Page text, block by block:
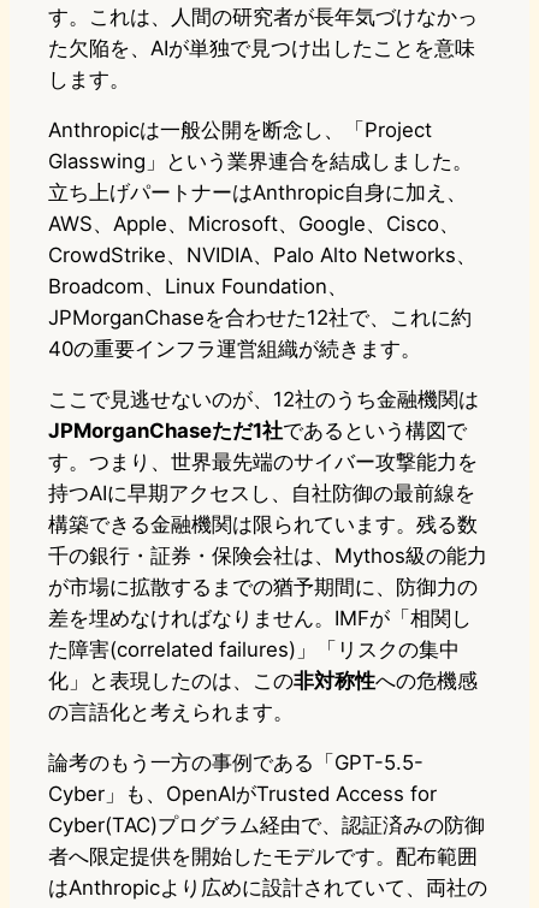
す。これは、人間の研究者が長年気づけなかっ
た欠陥を、AIが単独で見つけ出したことを意味
します。
Anthropicは一般公開を断念し、「Project
Glasswing」という業界連合を結成しました。
立ち上げパートナーはAnthropic自身に加え、
AWS、Apple、Microsoft、Google、Cisco、
CrowdStrike、NVIDIA、Palo Alto Networks、
Broadcom、Linux Foundation、
JPMorganChaseを合わせた12社で、これに約
40の重要インフラ運営組織が続きます。
ここで見逃せないのが、12社のうち金融機関は
JPMorganChaseただ1社であるという構図で
す。つまり、世界最先端のサイバー攻撃能力を
持つAIに早期アクセスし、自社防御の最前線を
構築できる金融機関は限られています。残る数
千の銀行・証券・保険会社は、Mythos級の能力
が市場に拡散するまでの猶予期間に、防御力の
差を埋めなければなりません。IMFが「相関し
た障害(correlated failures)」「リスクの集中
化」と表現したのは、この非対称性への危機感
の言語化と考えられます。
論考のもう一方の事例である「GPT-5.5-
Cyber」も、OpenAIがTrusted Access for
Cyber(TAC)プログラム経由で、認証済みの防御
者へ限定提供を開始したモデルです。配布範囲
はAnthropicより広めに設計されていて、両社の